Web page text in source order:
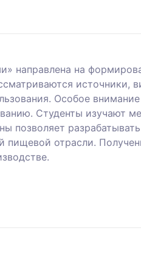
направлена на
Особое
Студенты изучают
позволяет
пищевой отрасли.